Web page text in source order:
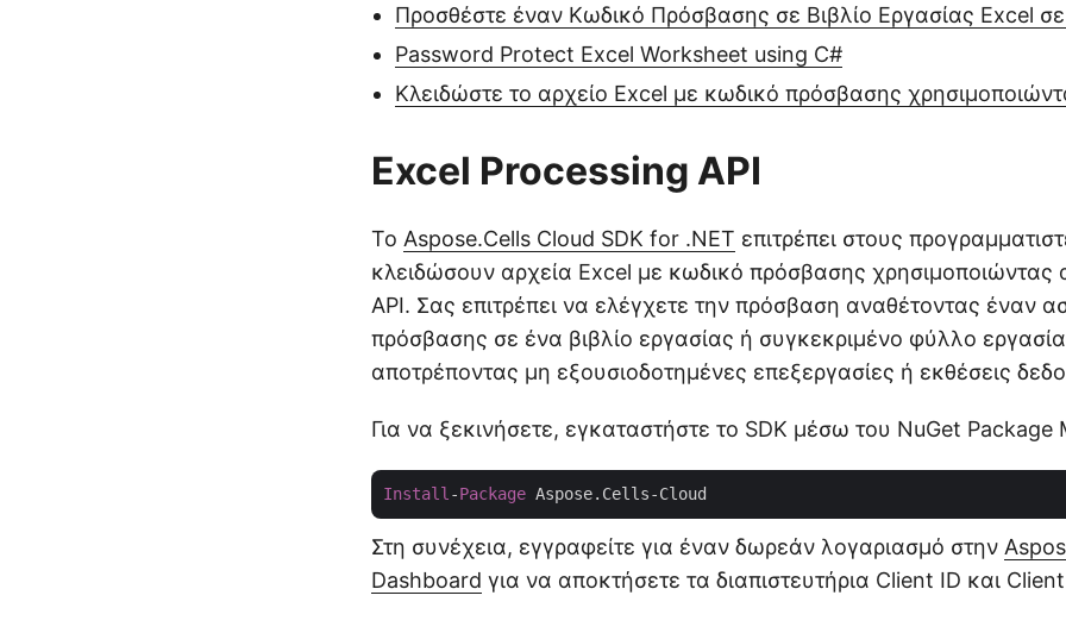
Προσθέστε έναν Κωδικό Πρόσβασης σε Βιβλίο Εργασίας Excel
Password Protect Excel Worksheet using C#
Κλειδώστε το αρχείο Excel με κωδικό πρόσβασης
Excel Processing API
Το Aspose.Cells Cloud SDK for .NET επιτρέπει στους
κλειδώσουν αρχεία Excel με κωδικό πρόσβασης χρησιμοποιώντας
API. Σας επιτρέπει να ελέγχετε την πρόσβαση αναθέτοντας έναν
πρόσβασης σε ένα βιβλίο εργασίας ή συγκεκριμένο φύλλο
αποτρέποντας μη εξουσιοδοτημένες επεξεργασίες ή εκθέσεις
Για να ξεκινήσετε, εγκαταστήστε το SDK μέσω του NuGet Package
Install-Package
Στη συνέχεια, εγγραφείτε για έναν δωρεάν λογαριασμό στην
Dashboard για να αποκτήσετε τα διαπιστευτήρια Client ID και